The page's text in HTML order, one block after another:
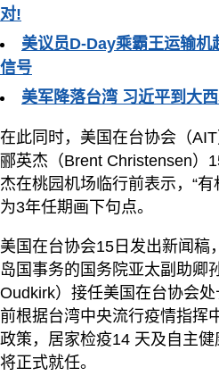
对!
美议员D-Day乘霸王运输机
信号
美军降落台湾 习近平到大
在此同时，美国在台协会（
郦英杰（Brent Christensen）
杰在桃园机场临行前表示，“有
为3年任期画下句点。
美国在台协会15日发出新闻稿
岛国事务的国务院亚太副助卿
Oudkirk）接任美国在台协会
前根据台湾中央流行疫情指挥
政策，居家检疫14 天及自主
将正式就任。